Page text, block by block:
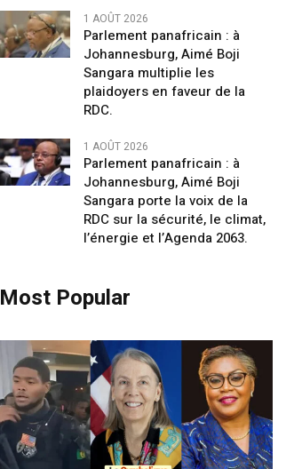
1 AOÛT 2026
Parlement panafricain : à
Johannesburg, Aimé Boji
Sangara multiplie les
plaidoyers en faveur de la
RDC.
1 AOÛT 2026
Parlement panafricain : à
Johannesburg, Aimé Boji
Sangara porte la voix de la
RDC sur la sécurité, le climat,
l’énergie et l’Agenda 2063.
Most Popular